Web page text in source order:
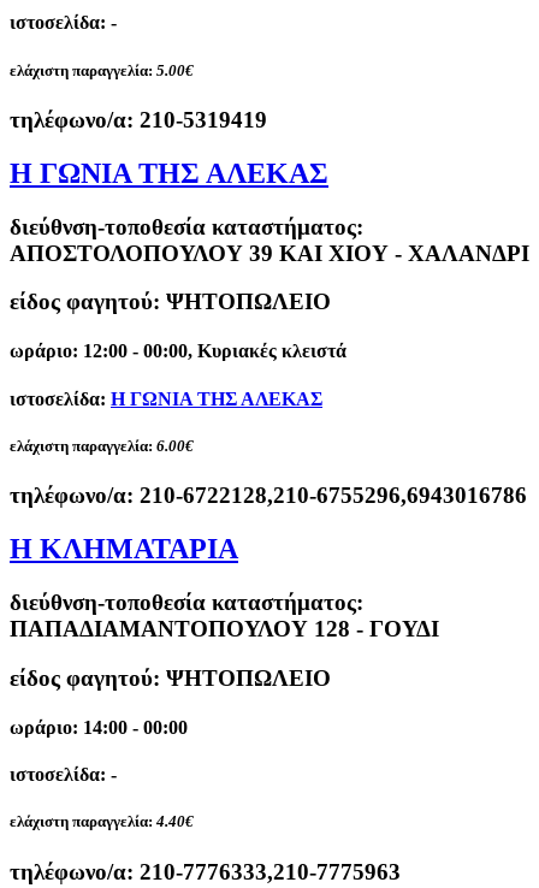
ιστοσελίδα: -
ελάχιστη παραγγελία: 5.00€
τηλέφωνο/α: 210-5319419
Η ΓΩΝΙΑ ΤΗΣ ΑΛΕΚΑΣ
διεύθνση-τοποθεσία καταστήματος:
ΑΠΟΣΤΟΛΟΠΟΥΛΟΥ 39 ΚΑΙ ΧΙΟΥ - ΧΑΛΑΝΔΡΙ
είδος φαγητού: ΨΗΤΟΠΩΛΕΙΟ
ωράριο: 12:00 - 00:00, Κυριακές κλειστά
ιστοσελίδα: Η ΓΩΝΙΑ ΤΗΣ ΑΛΕΚΑΣ
ελάχιστη παραγγελία: 6.00€
τηλέφωνο/α: 210-6722128,210-6755296,6943016786
Η ΚΛΗΜΑΤΑΡΙΑ
διεύθνση-τοποθεσία καταστήματος:
ΠΑΠΑΔΙΑΜΑΝΤΟΠΟΥΛΟΥ 128 - ΓΟΥΔΙ
είδος φαγητού: ΨΗΤΟΠΩΛΕΙΟ
ωράριο: 14:00 - 00:00
ιστοσελίδα: -
ελάχιστη παραγγελία: 4.40€
τηλέφωνο/α: 210-7776333,210-7775963